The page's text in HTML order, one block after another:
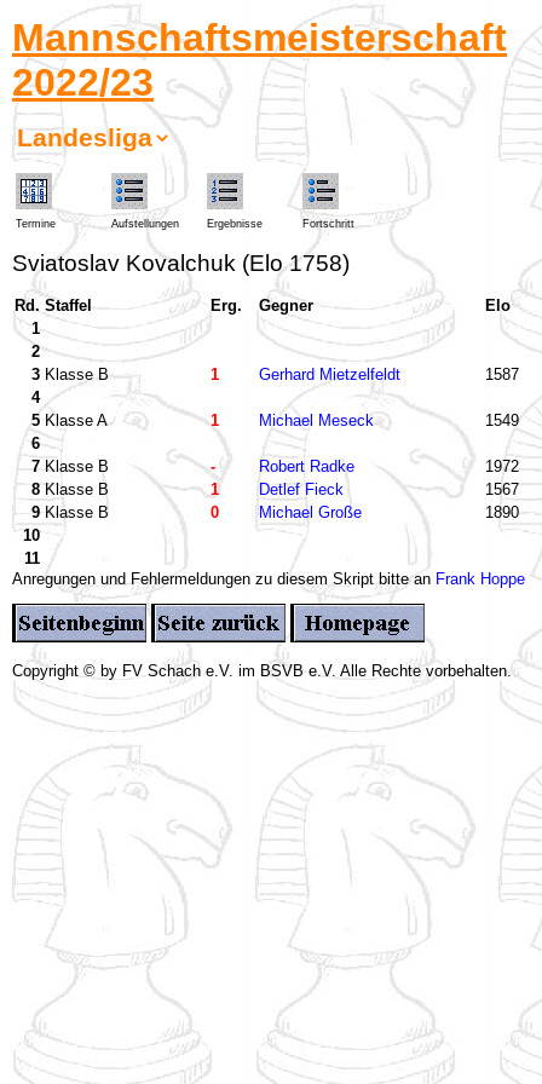
Mannschaftsmeisterschaft
2022/23
Termine Aufstellungen Ergebnisse Fortschritt
Sviatoslav Kovalchuk (Elo 1758)
Rd. Staffel Erg. Gegner
Elo
1
2
3 Klasse B 1 Gerhard Mietzelfeldt
1587
4
5 Klasse A 1 Michael Meseck
1549
6
7 Klasse B - Robert Radke
1972
8 Klasse B 1 Detlef Fieck
1567
9 Klasse B 0 Michael Große
1890
10
11
Anregungen und Fehlermeldungen zu diesem Skript bitte an Frank Hoppe
Copyright © by FV Schach e.V. im BSVB e.V. Alle Rechte vorbehalten.